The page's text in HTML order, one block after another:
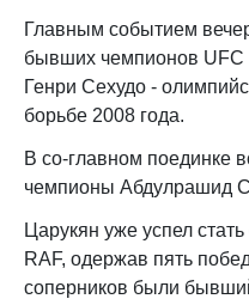
Главным событием
бывших чемпионов
Генри Сехудо -
борьбе 2008 года.
В со-главном поединке
чемпионы Абдулрашид
Царукян уже успел
RAF, одержав пять
соперников были